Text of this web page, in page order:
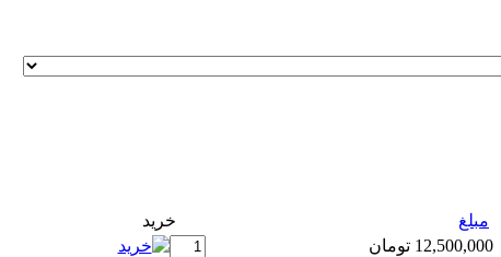
مبلغ
خريد
12,500,000 تومان